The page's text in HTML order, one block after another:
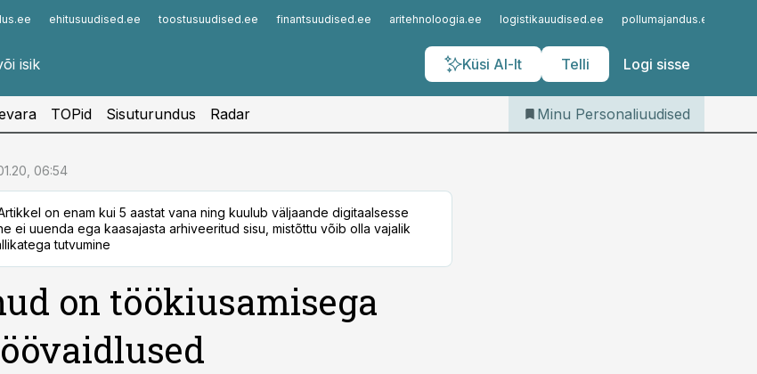
ehitusuudised.ee toostusuudised.ee finantsuudised.ee aritehnoloogia.ee logistikauudised.ee pollumajandus.ee
Küsi AI-lt Telli Logi sisse
Iseteenindus
Telli Personaliuudised
TOPid Sisuturundus Radar Minu Personaliuudised
06:54
on enam kui 5 aastat vana ning kuulub väljaande digitaalsesse
ei uuenda ega kaasajasta arhiveeritud sisu, mistõttu võib olla vajalik
tutvumine
on töökiusamisega